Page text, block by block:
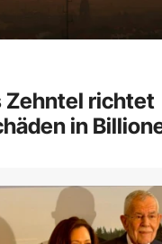
Zehntel richtet
in